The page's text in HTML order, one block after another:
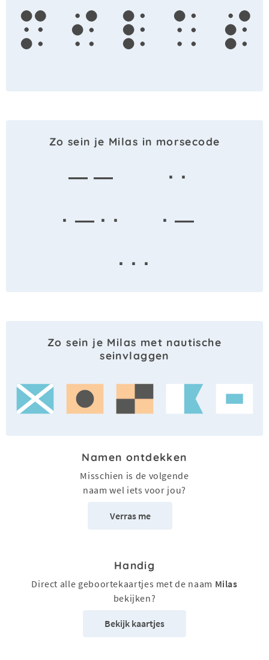
m i l a s
Zo sein je Milas in morsecode
— —
· ·
· — · ·
· —
· · ·
Zo sein je Milas met nautische
seinvlaggen
Namen ontdekken
Misschien is de volgende
naam wel iets voor jou?
Verras me
Handig
Direct alle geboortekaartjes met de naam Milas
bekijken?
Bekijk kaartjes